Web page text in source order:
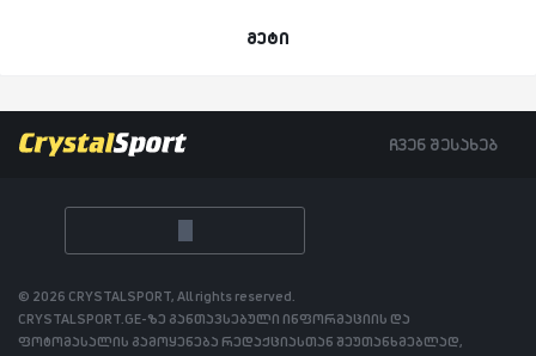
მეტი
ჩვენ შესახებ
© 2026 CRYSTALSPORT, All rights reserved.
CRYSTALSPORT.GE-ზე განთავსებული ინფორმაციის და
ფოტომასალის გამოყენება რედაქციასთან შეუთანხმებლად,